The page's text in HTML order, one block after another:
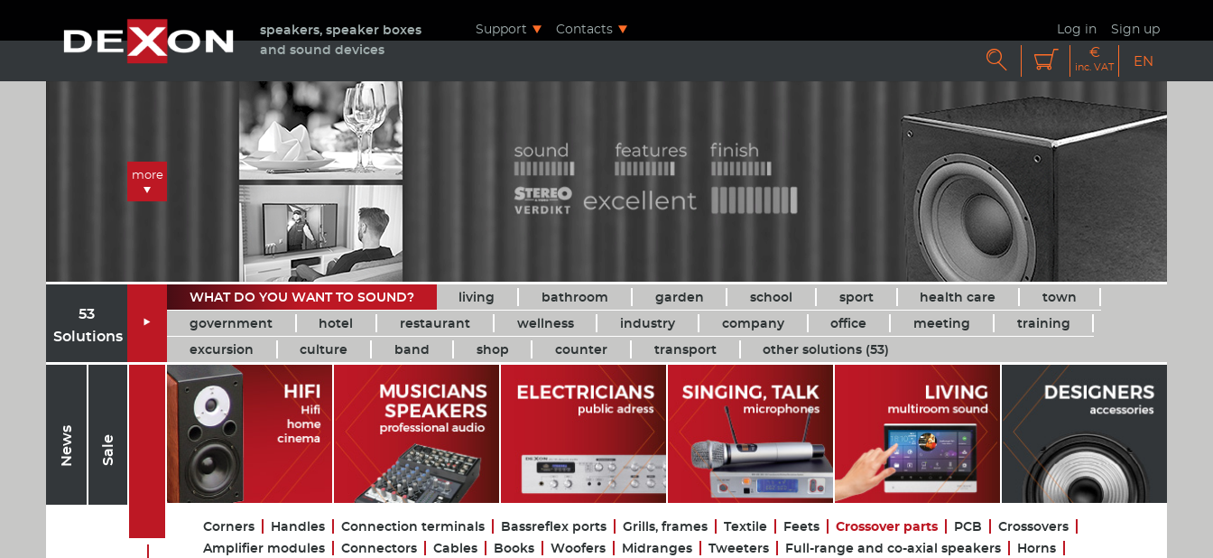
speakers, speaker boxes
and sound devices
Support Contacts Log in Sign up
  €
inc. VAT EN
more
53
Solutions

WHAT DO YOU WANT TO SOUND? living bathroom garden school sport health care
town
government
hotel restaurant wellness industry company office meeting
training
excursion
culture band shop counter transport other solutions (53)
News Sale
Corners Handles Connection terminals Bassreflex ports Grills, frames Textile Feets Crossover parts PCB
Crossovers
Amplifier modules
Connectors Cables Books Woofers Midranges Tweeters Full-range and co-axial speakers
Horns